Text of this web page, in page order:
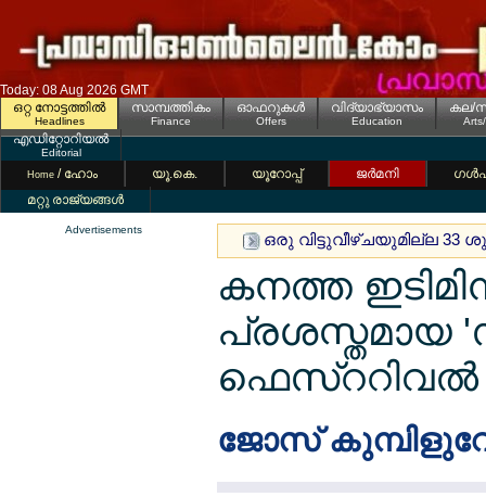
Today: 08 Aug 2026 GMT
ഒറ്റ നോട്ടത്തില്‍
Headlines
സാമ്പത്തികം
Finance
ഓഫറുകള്‍
Offers
വിദ്യാഭ്യാസം
Education
കല/
എഡിറ്റോറിയല്‍
Editorial
Home / ഹോം യൂ.കെ. യൂറോപ്പ് ജര്‍മനി
മറ്റു രാജ്യങ്ങള്‍
Advertisements
ഒരു വിട്ടുവീഴ്ചയുമില്ല
കനത്ത
ഫെസ്ററിവല്‍
ജോസ്